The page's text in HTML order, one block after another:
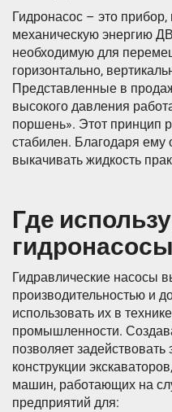
Гидронасос – это
механическую энергию
необходимую для
горизонтально,
Представленные в
высокого давления
поршень». Этот принцип
стабилен. Благодаря ему
выкачивать жидкость
Где
Гидравлические насосы
производительностью и
использовать их в
промышленности.
позволяет
конструкции
машин, работающих на
предприятий для: